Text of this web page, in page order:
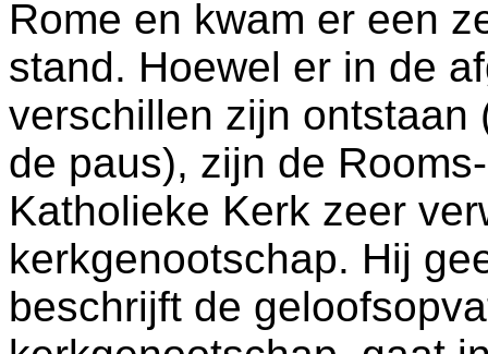
Rome en kwam er een
stand. Hoewel er in de
verschillen zijn ontstaan
de paus), zijn de
Katholieke Kerk zeer
kerkgenootschap. Hij
beschrijft de